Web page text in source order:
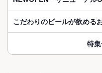
こだわりのビールが飲める
特